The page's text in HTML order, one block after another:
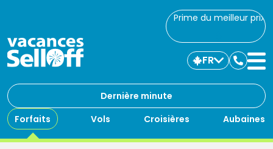
Prime du meilleur prix
Dernière minute
Forfaits
Vols Croisières Aubaines
FR
avec